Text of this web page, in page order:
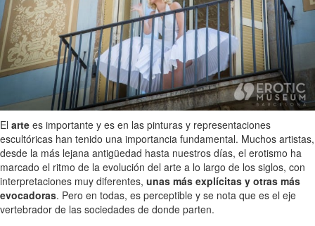
El arte es importante y es en las pinturas y representaciones
escultóricas han tenido una importancia fundamental. Muchos artistas,
desde la más lejana antigüedad hasta nuestros días, el erotismo ha
marcado el ritmo de la evolución del arte a lo largo de los siglos, con
interpretaciones muy diferentes, unas más explícitas y otras más
evocadoras. Pero en todas, es perceptible y se nota que es el eje
vertebrador de las sociedades de donde parten.